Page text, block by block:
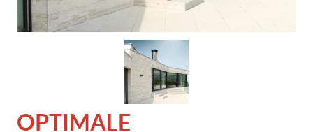
OPTIMALE